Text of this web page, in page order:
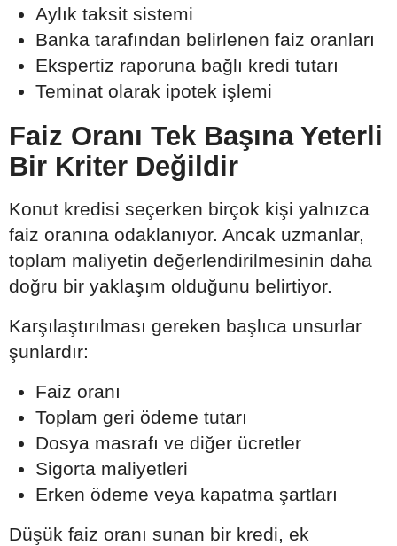
Aylık taksit sistemi
Banka tarafından belirlenen faiz oranları
Ekspertiz raporuna bağlı kredi tutarı
Teminat olarak ipotek işlemi
Faiz Oranı Tek Başına Yeterli
Bir Kriter Değildir
Konut kredisi seçerken birçok kişi yalnızca
faiz oranına odaklanıyor. Ancak uzmanlar,
toplam maliyetin değerlendirilmesinin daha
doğru bir yaklaşım olduğunu belirtiyor.
Karşılaştırılması gereken başlıca unsurlar
şunlardır:
Faiz oranı
Toplam geri ödeme tutarı
Dosya masrafı ve diğer ücretler
Sigorta maliyetleri
Erken ödeme veya kapatma şartları
Düşük faiz oranı sunan bir kredi, ek